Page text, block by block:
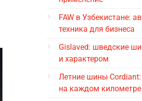
FAW в Узбекистане:
техника для бизнеса
Gislaved: шведские
и характером
Летние шины
на каждом километре